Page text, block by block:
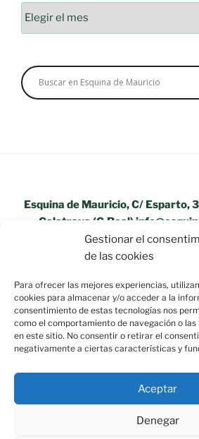
Gestionar el
de las cookies
Para ofrecer las mejores experiencias,
cookies para almacenar y/o acceder a la
consentimiento de estas tecnologías nos
como el comportamiento de navegación o
en este sitio. No consentir o retirar el
negativamente a ciertas características y
Aceptar
Denegar
Esquina de Mauricio, C/ Esparto,
Calatrava (C.Real)
«Aviso Legal»
Política de privacidad Funciona